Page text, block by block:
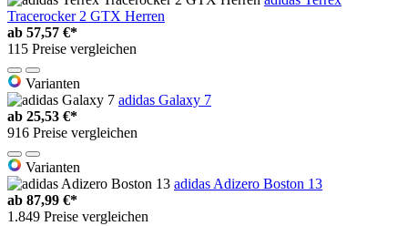
Tracerocker 2 GTX Herren
ab 57,57 €*
115 Preise vergleichen
Varianten
adidas Galaxy 7
ab 25,53 €*
916 Preise vergleichen
Varianten
adidas Adizero Boston 13
ab 87,99 €*
1.849 Preise vergleichen